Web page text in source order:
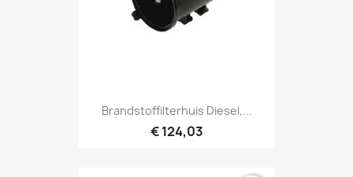
Brandstoffilterhuis Diesel,...
€ 124,03